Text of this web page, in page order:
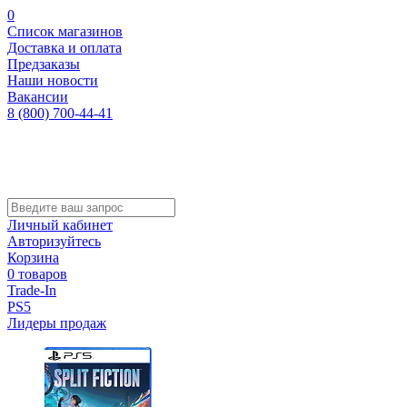
0
Список магазинов
Доставка и оплата
Предзаказы
Наши новости
Вакансии
8 (800) 700-44-41
Личный кабинет
Авторизуйтесь
Корзина
0 товаров
Trade-In
PS5
Лидеры продаж